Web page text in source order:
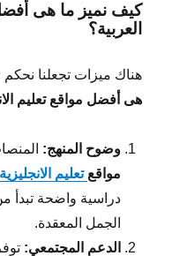
كيف نميز ما هى أفضل
العربية؟
هناك ميزات تجعلنا
هى أفضل مواقع تعليم
وضوح المنهج:
مواقع تعليم الانجليزية
دراسية واضحة تبدأ
الجمل المعقدة.
الدعم المجتمعي: